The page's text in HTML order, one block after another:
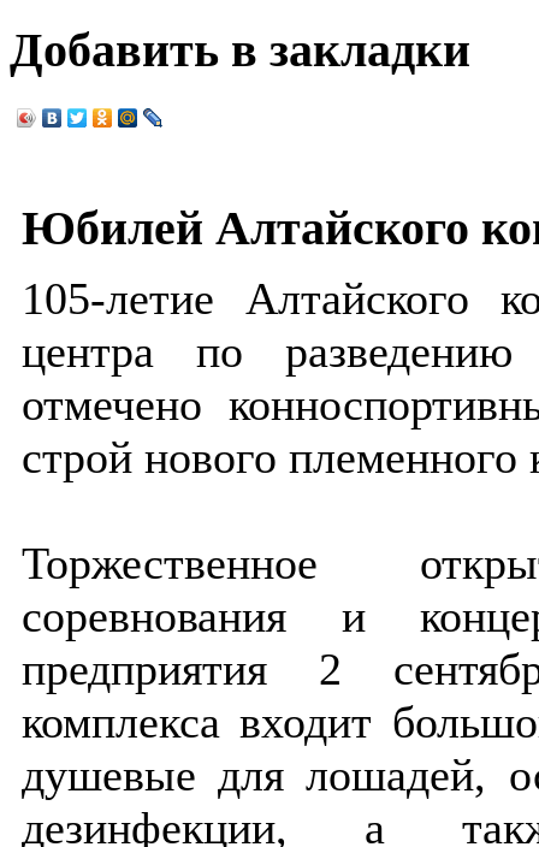
Добавить в закладки
Юбилей Алтайского
105-летие Алтайского
центра по
отмечено
строй нового племенного
Торжественное
соревнования и
предприятия 2
комплекса входит
душевые для лошадей,
дезинфекции, а